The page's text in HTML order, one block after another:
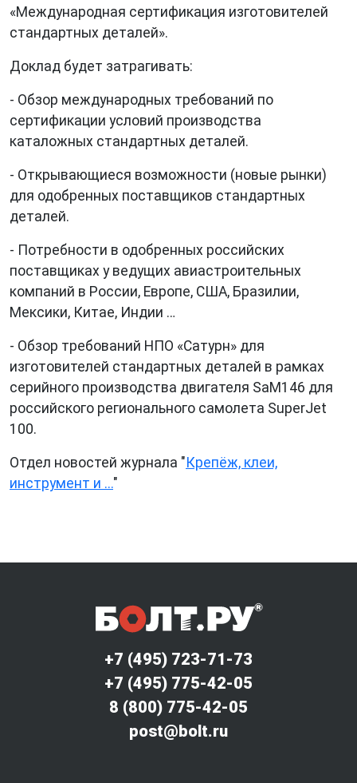
«Международная сертификация изготовителей
стандартных деталей».
Доклад будет затрагивать:
- Обзор международных требований по
сертификации условий производства
каталожных стандартных деталей.
- Открывающиеся возможности (новые рынки)
для одобренных поставщиков стандартных
деталей.
- Потребности в одобренных российских
поставщиках у ведущих авиастроительных
компаний в России, Европе, США, Бразилии,
Мексики, Китае, Индии …
- Обзор требований НПО «Сатурн» для
изготовителей стандартных деталей в рамках
серийного производства двигателя SaM146 для
российского регионального самолета SuperJet
100.
Отдел новостей журнала " Крепёж, клеи,
инструмент и ..."
+7 (495) 723-71-73
+7 (495) 775-42-05
8 (800) 775-42-05
post@bolt.ru